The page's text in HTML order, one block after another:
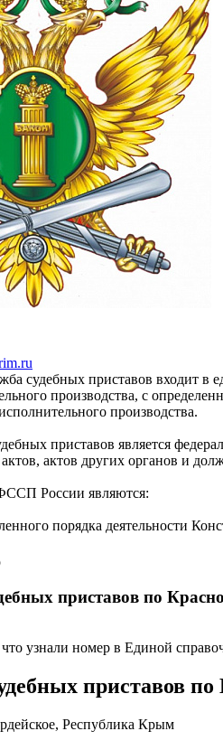
судебных приставов входит в
производства, с
производства.
приставов является
актов других органов и
России являются:
порядка деятельности
производстве;
об уголовном
и Правительства Российской
приставов по
узнали номер в Единой
приставов
, Республика Крым